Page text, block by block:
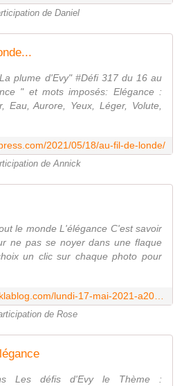
de Daniel
plume d'Evy" #Défi 317 du 16 au
" et mots imposés: Elégance :
Eau, Aurore, Yeux, Léger, Volute,
2021/05/18/au-fil-de-londe/
de Annick
le monde L'élégance C'est savoir
ne pas se noyer dans une flaque
un clic sur chaque photo pour
de Rose
Les défis d'Evy le Thème :